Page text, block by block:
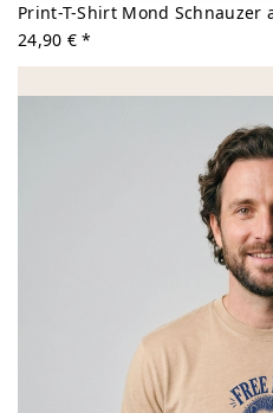
Print-T-Shirt Mond Schnauzer
24,90 € *